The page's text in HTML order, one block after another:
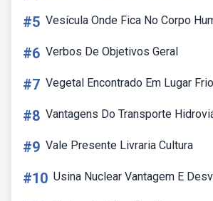
#5 Vesícula Onde Fica No Corpo
#6 Verbos De Objetivos Geral
#7 Vegetal Encontrado Em Lugar Frio
#8 Vantagens Do Transporte
#9 Vale Presente Livraria Cultura
#10 Usina Nuclear Vantagem E